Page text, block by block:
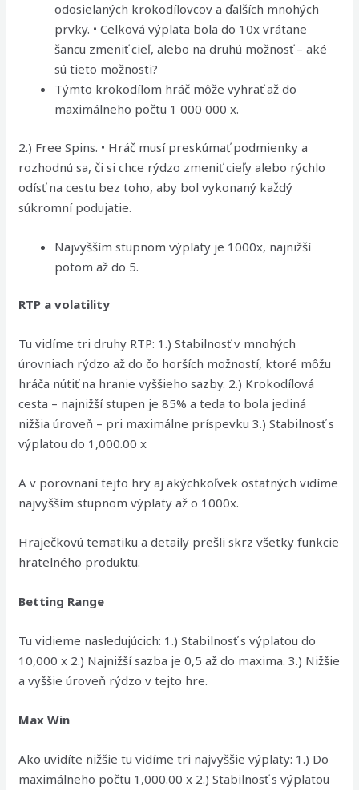
odosielaných krokodílovcov a ďalších mnohých
prvky. • Celková výplata bola do 10x vrátane
šancu zmeniť cieľ, alebo na druhú možnosť – aké
sú tieto možnosti?
Týmto krokodílom hráč môže vyhrať až do
maximálneho počtu 1 000 000 x.
2.) Free Spins. • Hráč musí preskúmať podmienky a
rozhodnú sa, či si chce rýdzo zmeniť cieľy alebo rýchlo
odísť na cestu bez toho, aby bol vykonaný každý
súkromní podujatie.
Najvyšším stupnom výplaty je 1000x, najnižší
potom až do 5.
RTP a volatility
Tu vidíme tri druhy RTP: 1.) Stabilnosť v mnohých
úrovniach rýdzo až do čo horších možností, ktoré môžu
hráča nútiť na hranie vyššieho sazby. 2.) Krokodílová
cesta – najnižší stupen je 85% a teda to bola jediná
nižšia úroveň – pri maximálne príspevku 3.) Stabilnosť s
výplatou do 1,000.00 x
A v porovnaní tejto hry aj akýchkoľvek ostatných vidíme
najvyšším stupnom výplaty až o 1000x.
Hraječkovú tematiku a detaily prešli skrz všetky funkcie
hratelného produktu.
Betting Range
Tu vidieme nasledujúcich: 1.) Stabilnosť s výplatou do
10,000 x 2.) Najnižší sazba je 0,5 až do maxima. 3.) Nižšie
a vyššie úroveň rýdzo v tejto hre.
Max Win
Ako uvidíte nižšie tu vidíme tri najvyššie výplaty: 1.) Do
maximálneho počtu 1,000.00 x 2.) Stabilnosť s výplatou